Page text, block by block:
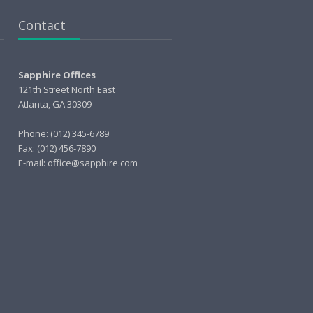
Contact
Sapphire Offices
121th Street North East
Atlanta, GA 30309
Phone: (012) 345-6789
Fax: (012) 456-7890
E-mail: office@sapphire.com